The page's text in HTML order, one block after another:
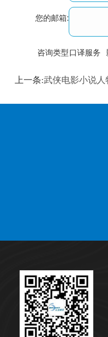
您的邮箱:
咨询类型口译服务
训翻译
上一条:武侠电影小说